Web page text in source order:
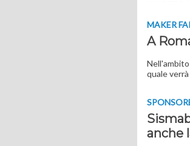
MAKER
A
quale
anche